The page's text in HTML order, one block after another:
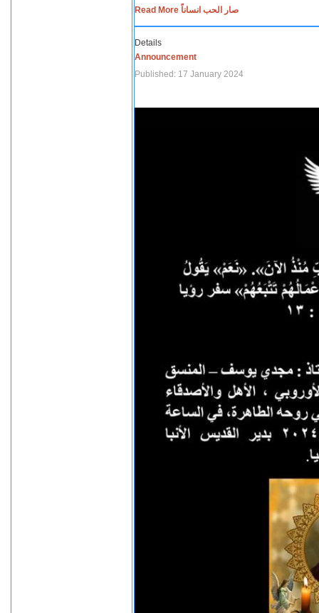
Read More صار الحب انساناً
Details
Announcement
Published: 17 January 2024